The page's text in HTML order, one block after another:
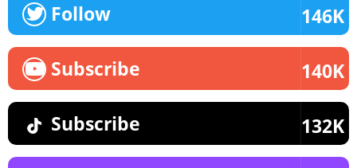
Follow 146K
Subscribe 140K
Subscribe 132K